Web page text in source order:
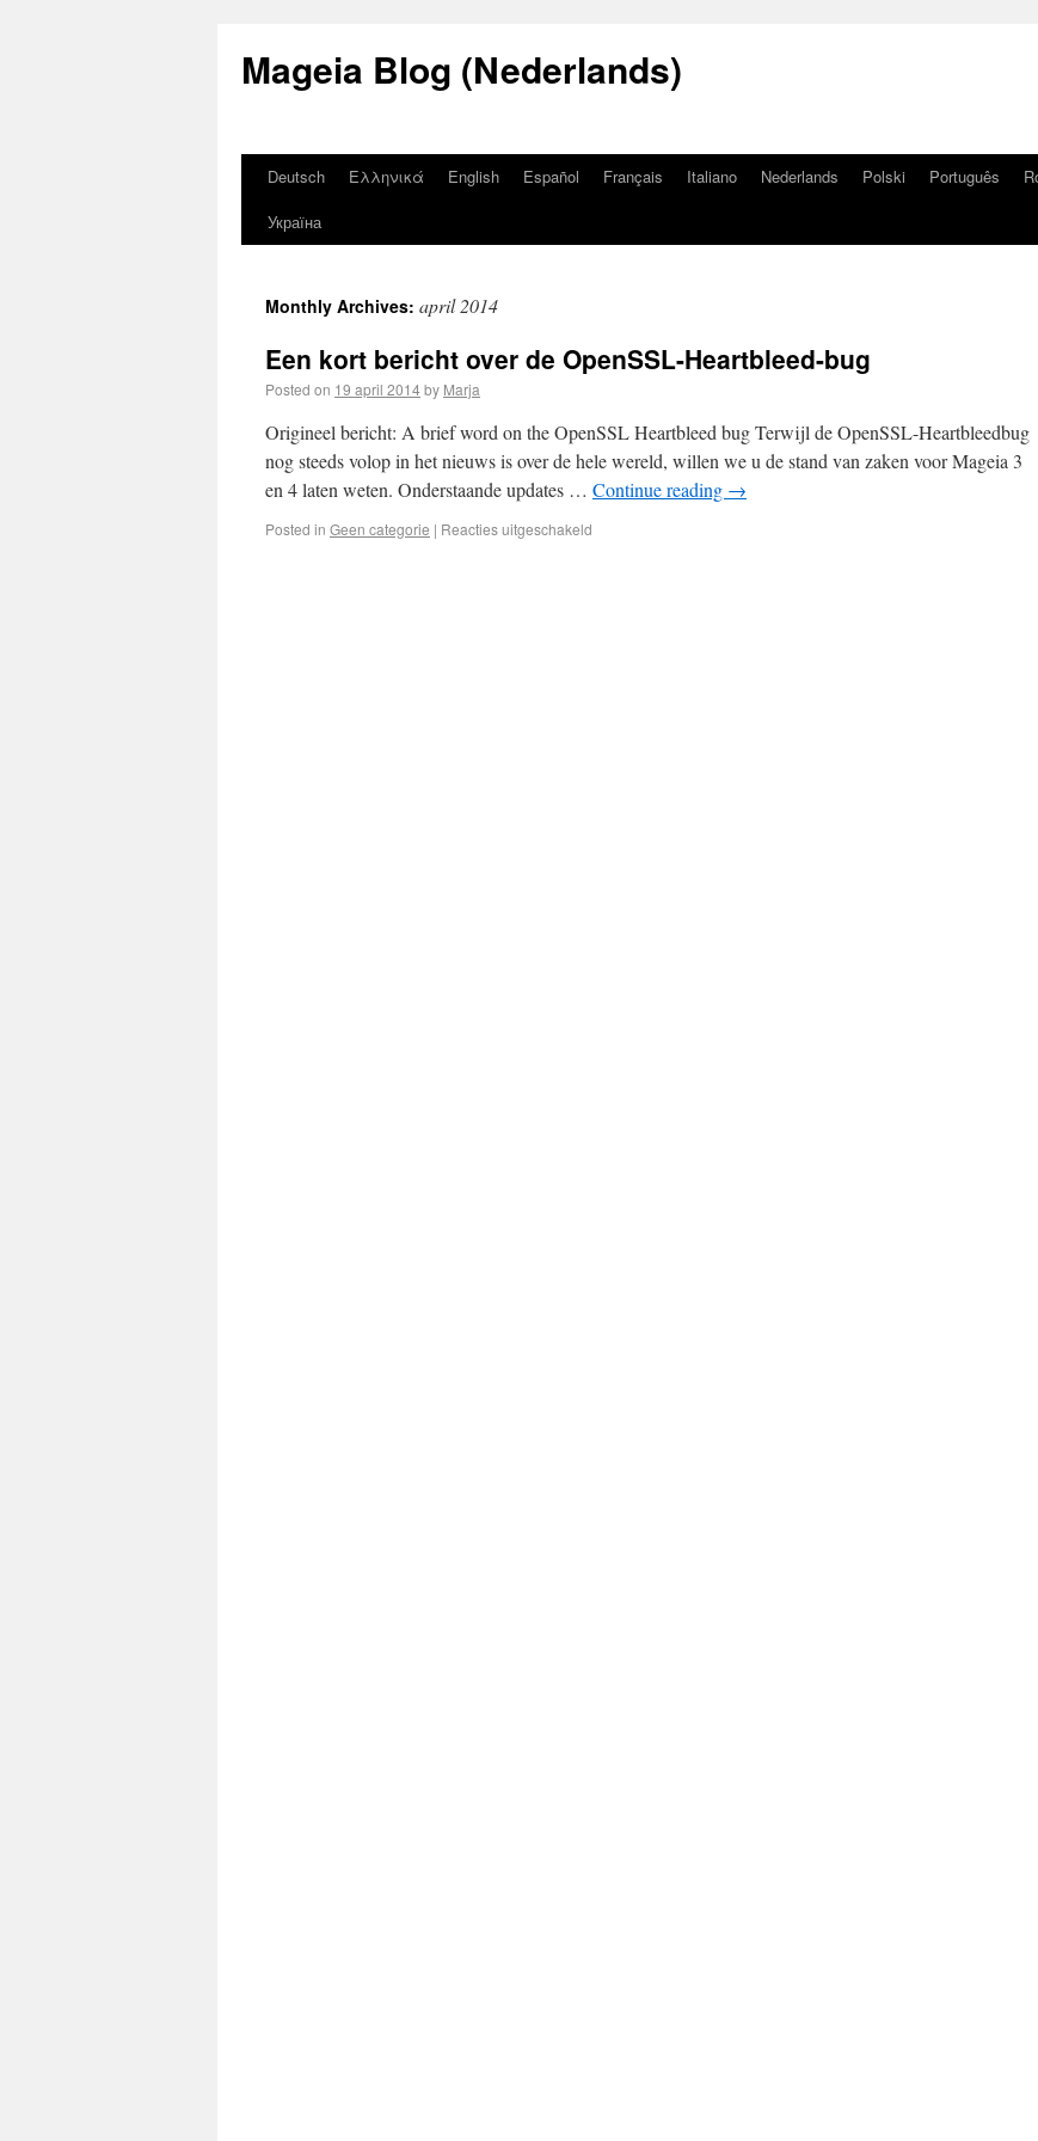
Mageia Blog (Nederlands)
Deutsch Ελληνικά English Español Français Italiano Nederlands Polski Português
Україна
Monthly Archives: april 2014
Een kort bericht over de OpenSSL-Heartbleed-bug
Posted on 19 april 2014by Marja
Origineel bericht: A brief word on the OpenSSL Heartbleed bug Terwijl de OpenSSL-Heartbleedbug
nog steeds volop in het nieuws is over de hele wereld, willen we u de stand van zaken voor Mageia 3
en 4 laten weten. Onderstaande updates … Continue reading →
Posted in Geen categorie | Reacties uitgeschakeld